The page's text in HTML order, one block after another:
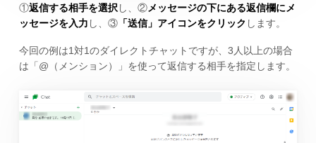
①返信する相手を選択し、②メッセージの下にある返信欄にメ
ッセージを入力 し、③「送信」アイコンをクリック します。
今回の例は1対1のダイレクトチャットですが、3人以上の場合
は「@（メンション）」を使って返信する相手を指定します。